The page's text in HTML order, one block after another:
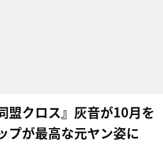
盟クロス』灰音が10月を
プが最高な元ヤン姿に